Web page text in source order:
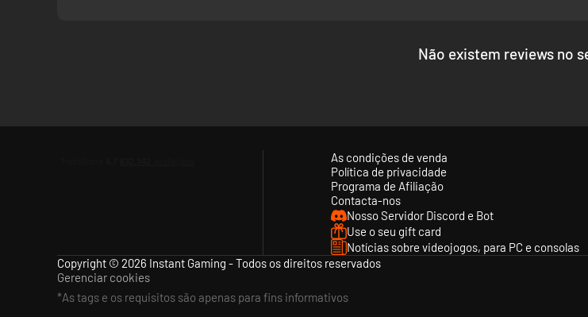
Não existem reviews no
As condições de venda
Política de privacidade
Programa de Afiliação
Contacta-nos
Nosso Servidor Discord e Bot
Use o seu gift card
Notícias sobre videojogos, para PC e consolas
Copyright © 2026 Instant Gaming - Todos os direitos reservados
Gerenciar cookies
*As tags e os requisitos são apenas para fins informativos